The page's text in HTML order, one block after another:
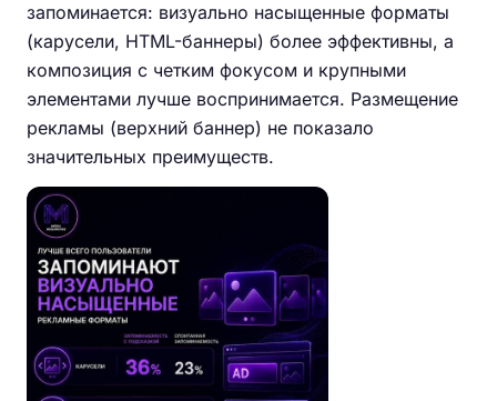
запоминается: визуально насыщенные форматы
(карусели, HTML-баннеры) более эффективны, а
композиция с четким фокусом и крупными
элементами лучше воспринимается. Размещение
рекламы (верхний баннер) не показало
значительных преимуществ.